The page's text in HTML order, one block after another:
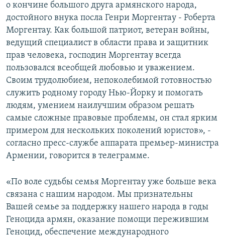
о кончине большого друга армянского народа,
достойного внука посла Генри Моргентау - Роберта
Моргентау. Как большой патриот, ветеран войны,
ведущий специалист в области права и защитник
прав человека, господин Моргентау всегда
пользовался всеобщей любовью и уважением.
Своим трудолюбием, непоколебимой готовностью
служить родному городу Нью-Йорку и помогать
людям, умением наилучшим образом решать
самые сложные правовые проблемы, он стал ярким
примером для нескольких поколений юристов», -
согласно пресс-службе аппарата премьер-министра
Армении, говорится в телеграмме.
«По воле судьбы семья Моргентау уже больше века
связана с нашим народом. Мы признательны
Вашей семье за поддержку нашего народа в годы
Геноцида армян, оказание помощи пережившим
Геноцид, обеспечение международного